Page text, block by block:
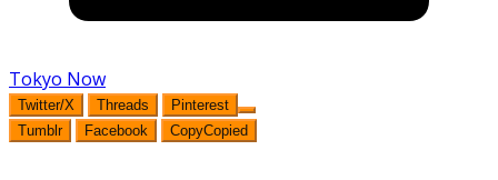
Tokyo Now
Twitter/X Threads
Pinterest
Tumblr
Facebook CopyCopied